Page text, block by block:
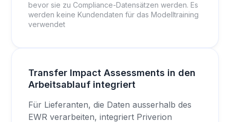
bevor sie zu Compliance-Datensätzen werden. Es
werden keine Kundendaten für das Modelltraining
verwendet
Transfer Impact Assessments in den
Arbeitsablauf integriert
Für Lieferanten, die Daten ausserhalb des
EWR verarbeiten, integriert Priverion